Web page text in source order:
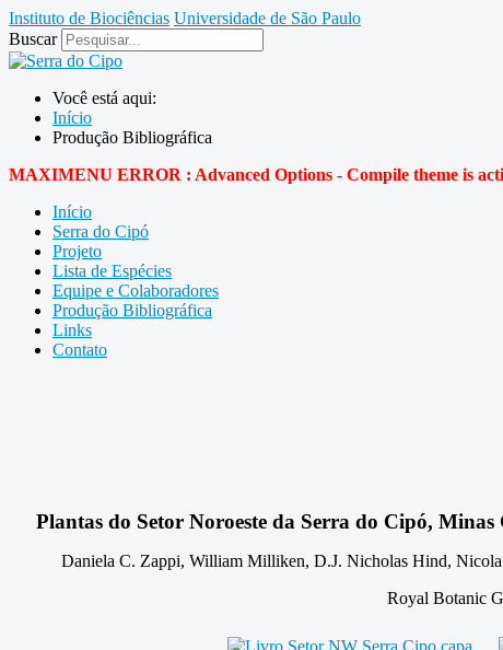
Instituto de Biociências Universidade de São Paulo
Buscar
Você está aqui:
Início
Produção Bibliográfica
MAXIMENU ERROR : Advanced Options - Compile theme is
Início
Serra do Cipó
Projeto
Lista de Espécies
Equipe e Colaboradores
Produção Bibliográfica
Links
Contato
Plantas do Setor Noroeste da Serra do Cipó,
Daniela C. Zappi, William Milliken, D.J. Nicholas Hind,
Royal Botanic